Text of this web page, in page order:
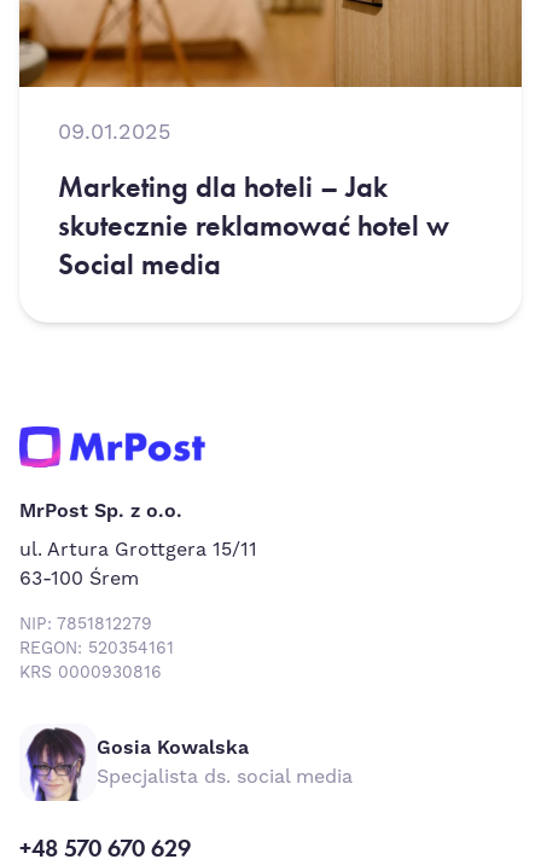
09.01.2025
Marketing dla hoteli – Jak
skutecznie reklamować hotel w
Social media
MrPost Sp. z o.o.
ul. Artura Grottgera 15/11
63-100 Śrem
NIP: 7851812279
REGON: 520354161
KRS 0000930816
Gosia Kowalska
Specjalista ds. social media
+48 570 670 629